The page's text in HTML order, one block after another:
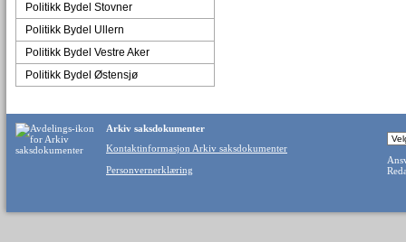
Politikk Bydel Stovner
Politikk Bydel Ullern
Politikk Bydel Vestre Aker
Politikk Bydel Østensjø
Arkiv saksdokumenter
Kontaktinformasjon Arkiv saksdokumenter
Personvernerklæring